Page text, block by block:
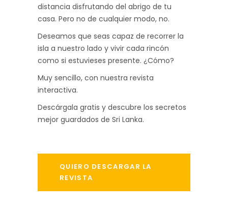
distancia disfrutando del abrigo de tu
casa. Pero no de cualquier modo, no.
Deseamos que seas capaz de recorrer la
isla a nuestro lado y vivir cada rincón
como si estuvieses presente. ¿Cómo?
Muy sencillo, con nuestra revista
interactiva.
Descárgala gratis y descubre los secretos
mejor guardados de Sri Lanka.
QUIERO DESCARGAR LA
REVISTA